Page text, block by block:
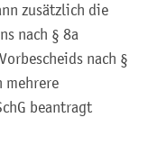
zusätzlich die
nach § 8a
nach §
mehrere
beantragt